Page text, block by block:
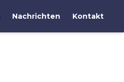
Nachrichten Kontakt